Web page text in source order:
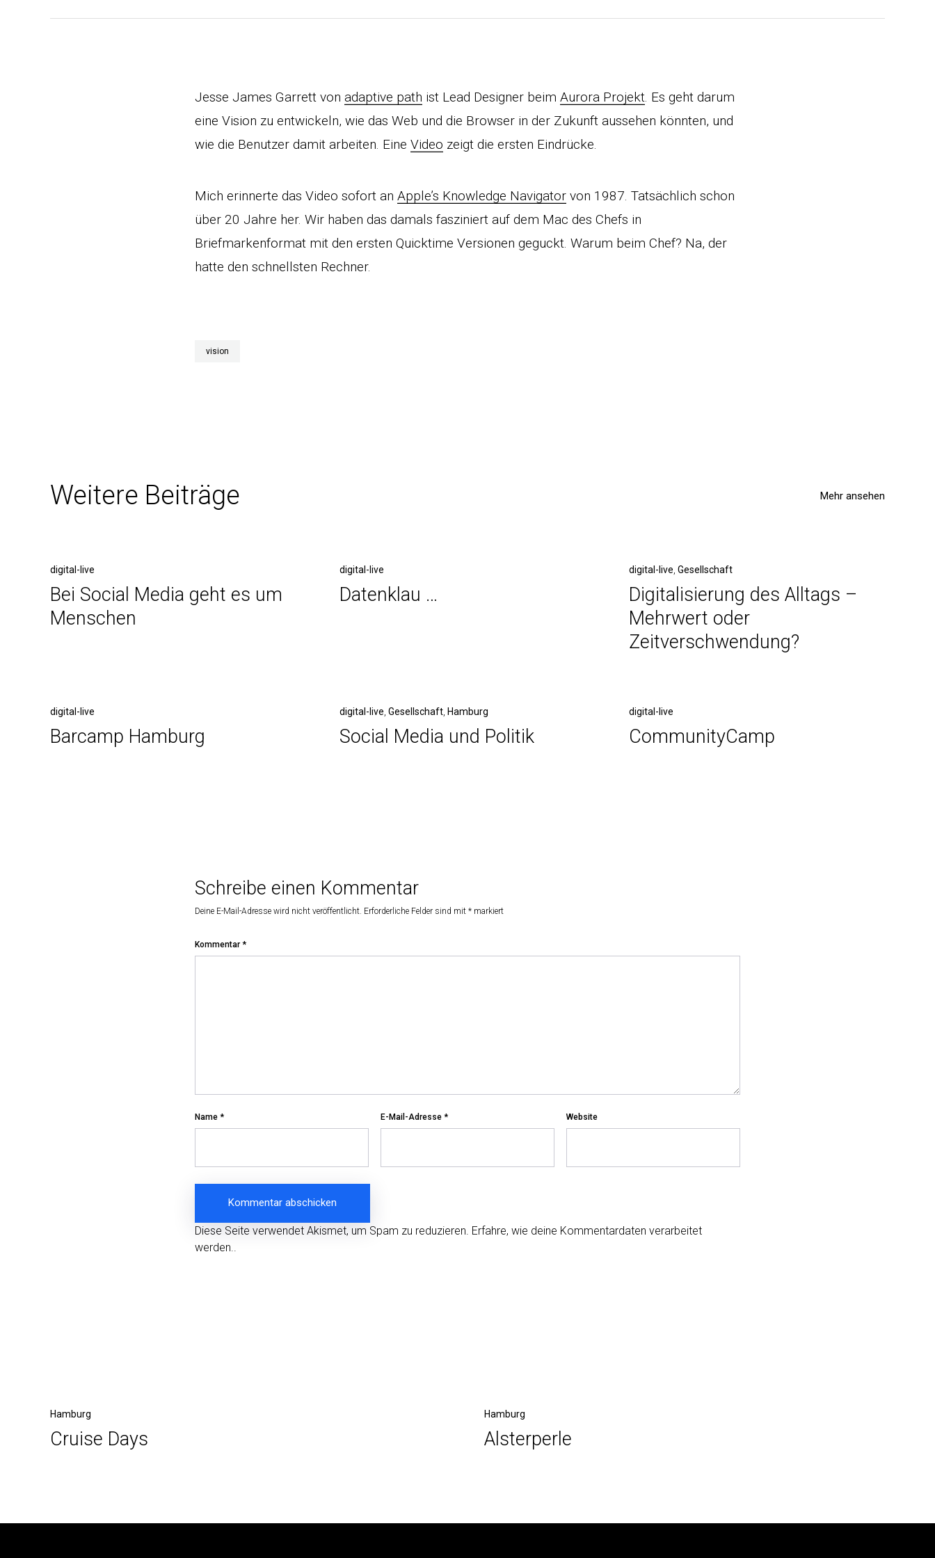
Jesse James Garrett von adaptive path ist Lead Designer beim Aurora Projekt. Es geht darum
eine Vision zu entwickeln, wie das Web und die Browser in der Zukunft aussehen könnten, und
wie die Benutzer damit arbeiten. Eine Video zeigt die ersten Eindrücke.
Mich erinnerte das Video sofort an Apple’s Knowledge Navigator von 1987. Tatsächlich schon
über 20 Jahre her. Wir haben das damals fasziniert auf dem Mac des Chefs in
Briefmarkenformat mit den ersten Quicktime Versionen geguckt. Warum beim Chef? Na, der
hatte den schnellsten Rechner.
vision
Weitere Beiträge Mehr ansehen
digital-live
Bei Social Media geht es um
Menschen
digital-live
Datenklau …
digital-live Gesellschaft
Digitalisierung des Alltags –
Mehrwert oder
Zeitverschwendung?
digital-live
Barcamp Hamburg
digital-live Gesellschaft, Hamburg
Social Media und Politik
digital-live
CommunityCamp
Schreibe einen Kommentar
Deine E-Mail-Adresse wird nicht veröffentlicht. Erforderliche Felder sind mit * markiert
Kommentar *
Name * E-Mail-Adresse * Website
Diese Seite verwendet Akismet, um Spam zu reduzieren. Erfahre, wie deine Kommentardaten verarbeitet
werden..
Vorheriger
Beitrag
Hamburg
Cruise Days
Nächster
Beitrag
Hamburg
Alsterperle